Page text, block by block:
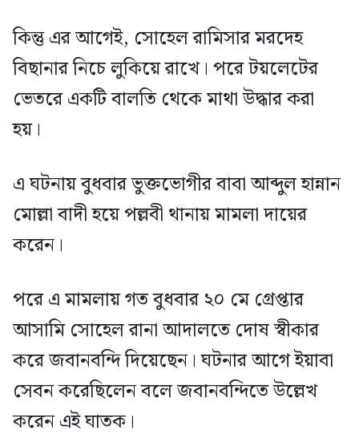
কিন্তু এর আগেই, সোহেল রামিসার মরদেহ
বিছানার নিচে লুকিয়ে রাখে। পরে টয়লেটের
ভেতরে একটি বালতি থেকে মাথা উদ্ধার করা
হয়।
এ ঘটনায় বুধবার ভুক্তভোগীর বাবা আব্দুল হান্নান
মোল্লা বাদী হয়ে পল্লবী থানায় মামলা দায়ের
করেন।
পরে এ মামলায় গত বুধবার ২০ মে গ্রেপ্তার
আসামি সোহেল রানা আদালতে দোষ স্বীকার
করে জবানবন্দি দিয়েছেন। ঘটনার আগে ইয়াবা
সেবন করেছিলেন বলে জবানবন্দিতে উল্লেখ
করেন এই ঘাতক।